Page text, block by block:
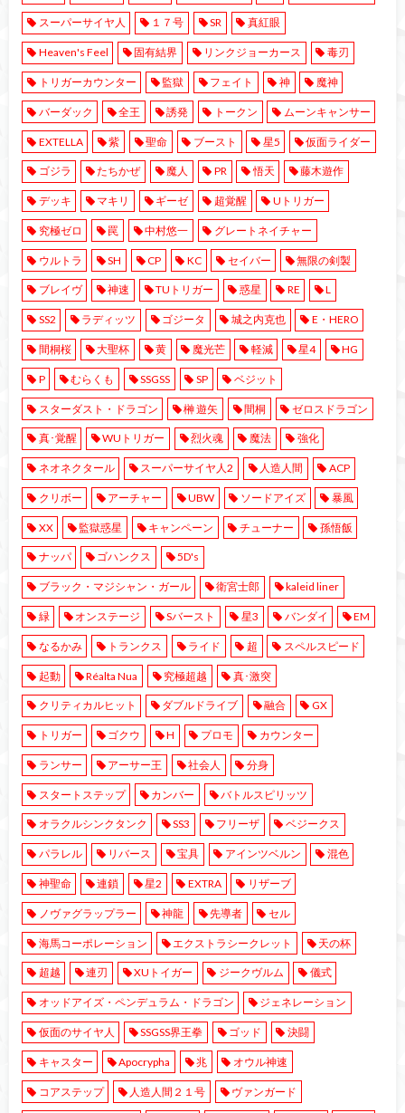
スーパーサイヤ人 １７号 SR 真紅眼
Heaven's Feel 固有結界 リンクジョーカース 毒刃
トリガーカウンター 監獄 フェイト 神 魔神
バーダック 全王 誘発 トークン ムーンキャンサー
EXTELLA 紫 聖命 ブースト 星5 仮面ライダー
ゴジラ たちかぜ 魔人 PR 悟天 藤木遊作
デッキ マキリ ギーゼ 超覚醒 Uトリガー
究極ゼロ 罠 中村悠一 グレートネイチャー
ウルトラ SH CP KC セイバー 無限の剣製
ブレイヴ 神速 TUトリガー 惑星 RE L
SS2 ラディッツ ゴジータ 城之内克也 E・HERO
間桐桜 大聖杯 黄 魔光芒 軽減 星4 HG
P むらくも SSGSS SP ベジット
スターダスト・ドラゴン 榊 遊矢 間桐 ゼロスドラゴン
真･覚醒 WUトリガー 烈火魂 魔法 強化
ネオネクタール スーパーサイヤ人2 人造人間 ACP
クリボー アーチャー UBW ソードアイズ 暴風
XX 監獄惑星 キャンペーン チューナー 孫悟飯
ナッパ ゴハンクス 5D's
ブラック・マジシャン・ガール 衛宮士郎 kaleid liner
緑 オンステージ Sバースト 星3 バンダイ EM
なるかみ トランクス ライド 超 スペルスピード
起動 Réalta Nua 究極超越 真･激突
クリティカルヒット ダブルドライブ 融合 GX
トリガー ゴクウ H プロモ カウンター
ランサー アーサー王 社会人 分身
スタートステップ カンバー バトルスピリッツ
オラクルシンクタンク SS3 フリーザ ベジークス
パラレル リバース 宝具 アインツベルン 混色
神聖命 連鎖 星2 EXTRA リザーブ
ノヴァグラップラー 神龍 先導者 セル
海馬コーポレーション エクストラシークレット 天の杯
超越 連刃 XUトイガー ジークヴルム 儀式
オッドアイズ・ペンデュラム・ドラゴン ジェネレーション
仮面のサイヤ人 SSGSS界王拳 ゴッド 決闘
キャスター Apocrypha 兆 オウル神速
コアステップ 人造人間２１号 ヴァンガード